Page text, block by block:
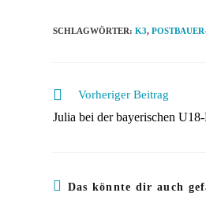
SCHLAGWÖRTER:K3,
Weitere
ansehen
Vorheriger Beitrag
Julia bei der bayerischen
Das könnte dir auch